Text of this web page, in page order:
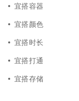
宜搭容器
宜搭颜色
宜搭时长
宜搭打通
宜搭存储